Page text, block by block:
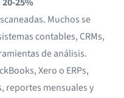
Muchos se
contables, CRMs,
de análisis.
Xero o ERPs,
reportes mensuales y